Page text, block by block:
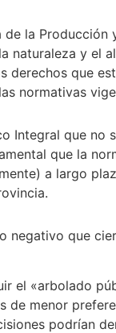
la
y
que
normativas
Integral que
que la
a largo
que
el «arbolado
menor
podrían